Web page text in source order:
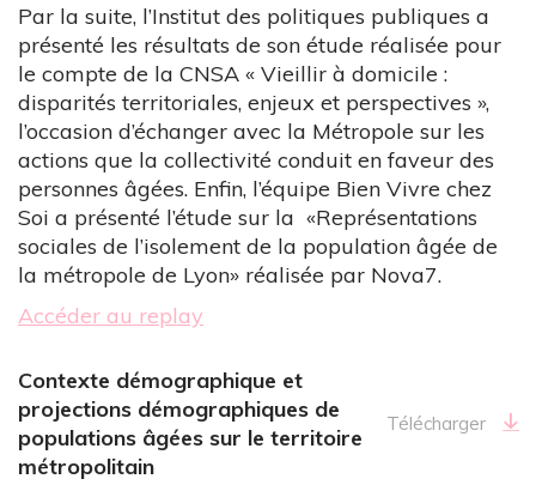
Par la suite, l’Institut des politiques publiques a
présenté les résultats de son étude réalisée pour
le compte de la CNSA « Vieillir à domicile :
disparités territoriales, enjeux et perspectives »,
l’occasion d’échanger avec la Métropole sur les
actions que la collectivité conduit en faveur des
personnes âgées. Enfin, l’équipe Bien Vivre chez
Soi a présenté l’étude sur la «Représentations
sociales de l’isolement de la population âgée de
la métropole de Lyon» réalisée par Nova7.
Accéder au replay
Contexte démographique et
projections démographiques de
populations âgées sur le territoire
métropolitain
Télécharger